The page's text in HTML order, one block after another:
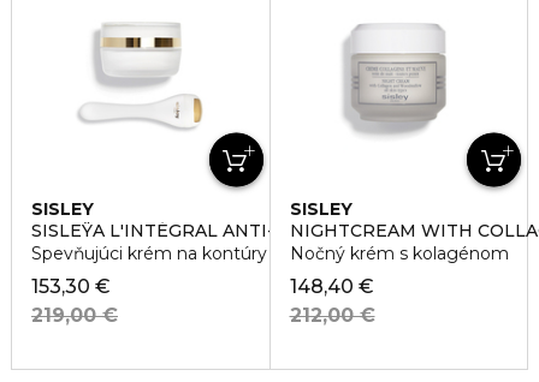
SISLEY
SISLEŸA L'INTÉGRAL ANTI-ÂGE
Spevňujúci krém na kontúry očí a pier
153,30 €
219,00 €
SISLEY
NIGHTCREAM WITH
Nočný krém s kolagénom
148,40 €
212,00 €